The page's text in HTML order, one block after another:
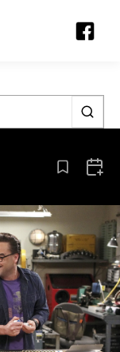
Aus den